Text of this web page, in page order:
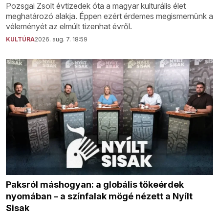
Pozsgai Zsolt évtizedek óta a magyar kulturális élet
meghatározó alakja. Éppen ezért érdemes megismernünk a
véleményét az elmúlt tizenhat évről.
KULTÚRA2026. aug. 7. 18:59
Paksról máshogyan: a globális tőkeérdek
nyomában – a színfalak mögé nézett a Nyílt
Sisak